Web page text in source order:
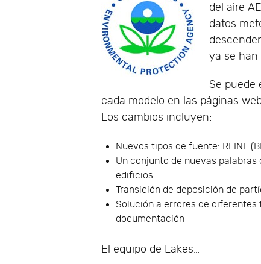
del aire
datos
ya se han
Se puede
cada modelo en las páginas
Los cambios incluyen:
Nuevos tipos de fuente: RLINE
Un conjunto de nuevas
edificios
Transición de deposición de
Solución a errores de
documentación
El equipo de Lakes…